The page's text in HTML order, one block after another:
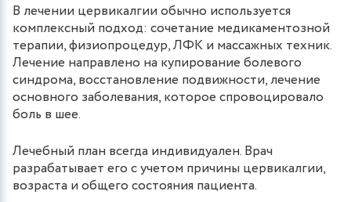
В лечении цервикалгии обычно используется
комплексный подход: сочетание медикаментозной
терапии, физиопроцедур, ЛФК и массажных техник.
Лечение направлено на купирование болевого
синдрома, восстановление подвижности, лечение
основного заболевания, которое спровоцировало
боль в шее.
Лечебный план всегда индивидуален. Врач
разрабатывает его с учетом причины цервикалгии,
возраста и общего состояния пациента.